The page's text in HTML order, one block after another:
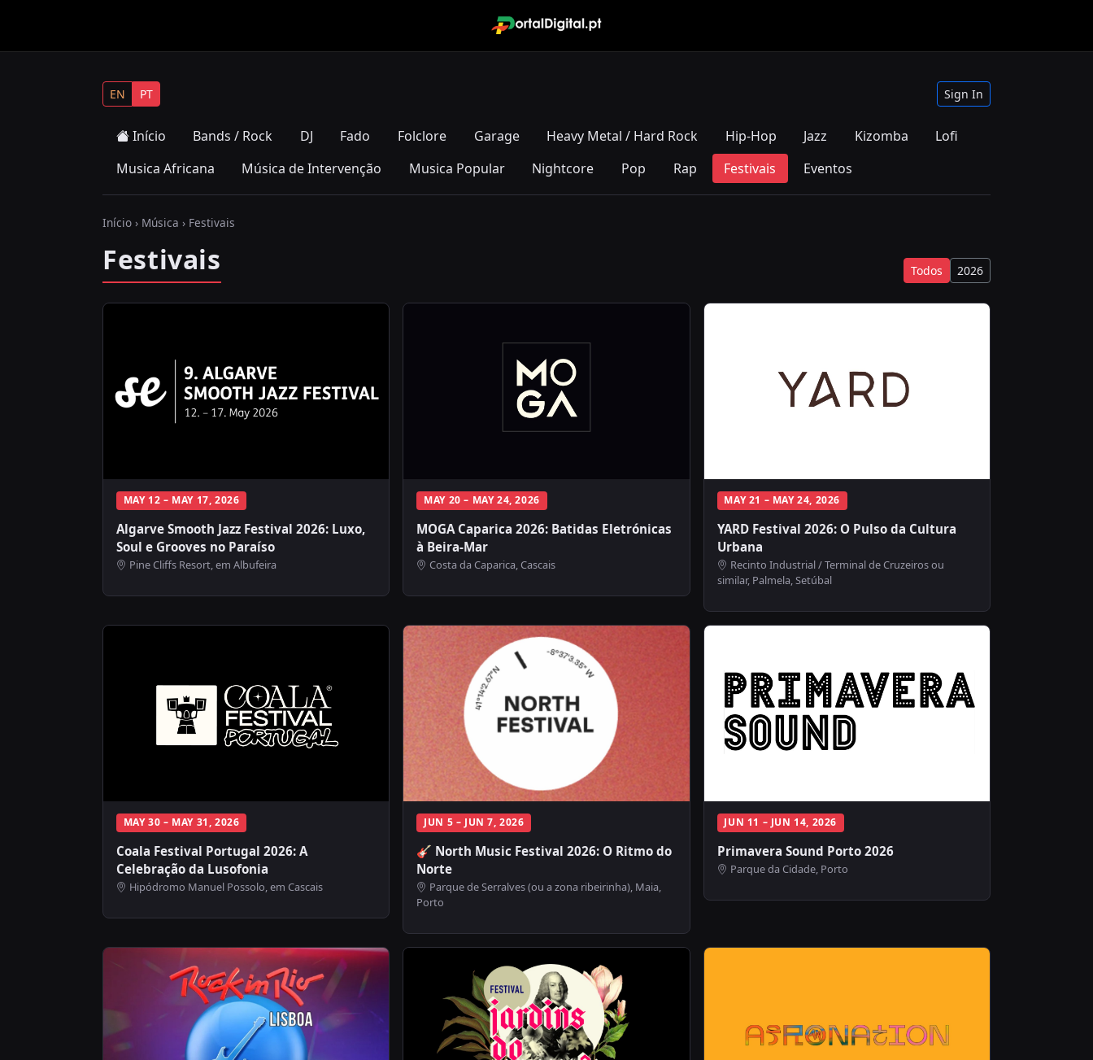
EN PT Sign In
Início Bands / Rock DJ Fado Folclore Garage Heavy Metal / Hard Rock Hip-Hop Jazz Kizomba
Lofi
Musica Africana
Música de Intervenção Musica Popular Nightcore Pop Rap Festivais Eventos
Início › Música › Festivais
Festivais Todos 2026
MAY 12 – MAY 17, 2026
Algarve Smooth Jazz Festival 2026: Luxo,
Soul e Grooves no Paraíso
Pine Cliffs Resort, em Albufeira
MAY 20 – MAY 24, 2026
MOGA Caparica 2026: Batidas Eletrónicas
à Beira-Mar
Costa da Caparica, Cascais
MAY 21 – MAY 24, 2026
YARD Festival 2026: O Pulso da Cultura
Urbana
Recinto Industrial / Terminal de Cruzeiros ou
similar, Palmela, Setúbal
MAY 30 – MAY 31, 2026
Coala Festival Portugal 2026: A
Celebração da Lusofonia
Hipódromo Manuel Possolo, em Cascais
JUN 5 – JUN 7, 2026
🎸 North Music Festival 2026: O Ritmo do
Norte
Parque de Serralves (ou a zona ribeirinha), Maia,
Porto
JUN 11 – JUN 14, 2026
Primavera Sound Porto 2026
Parque da Cidade, Porto